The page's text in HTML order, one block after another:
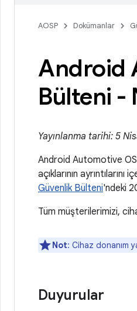
AOSP Dokümanlar
Android
Bülteni -
Yayınlanma tarihi: 5
Android Automotive
açıklarının
Güvenlik Bülteni'ndeki
Tüm müşterilerimizi,
Not: Cihaz donanım
Duyurular